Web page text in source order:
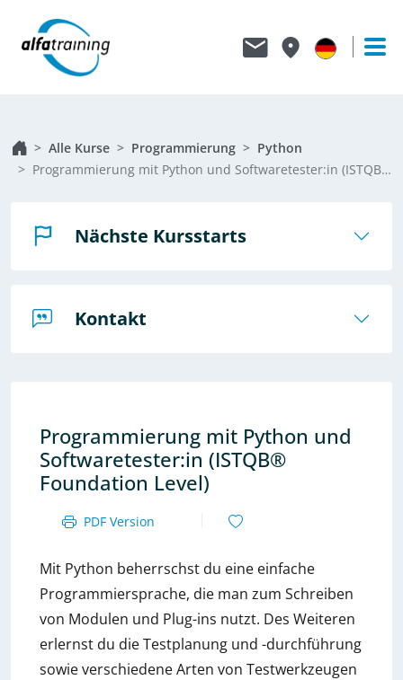
Alle Kurse Programmierung
Python
Programmierung mit Python und Softwaretester:in (ISTQB® Foundation Level)
Nächste Kursstarts
Kontakt
Programmierung mit Python und
Softwaretester:in (ISTQB®
Foundation Level)
PDF Version
Mit Python beherrschst du eine einfache
Programmiersprache, die man zum Schreiben
von Modulen und Plug-ins nutzt. Des Weiteren
erlernst du die Testplanung und -durchführung
sowie verschiedene Arten von Testwerkzeugen